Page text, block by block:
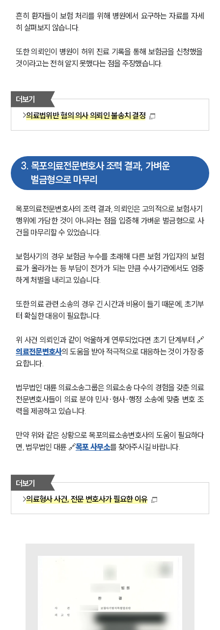
흔히 환자들이 보험 처리를 위해 병원에서 요구하는 자료를 자세
히 살펴보지 않습니다.
또한 의뢰인이 병원이 허위 진료 기록을 통해 보험금을 신청했을
것이라고는 전혀 알지 못했다는 점을 주장했습니다.
더보기
의료법위반 혐의 의사 의뢰인 불송치 결정
3. 목포의료전문변호사 조력 결과, 가벼운
벌금형으로 마무리
목포의료전문변호사의 조력 결과, 의뢰인은 고의적으로 보험사기
행위에 가담한 것이 아니라는 점을 입증해 가벼운 벌금형으로 사
건을 마무리할 수 있었습니다.
보험사기의 경우 보험금 누수를 초래해 다른 보험 가입자의 보험
료가 올라가는 등 부담이 전가가 되는 만큼 수사기관에서도 엄중
하게 처벌을 내리고 있습니다.
또한 의료 관련 소송의 경우 긴 시간과 비용이 들기 때문에, 초기부
터 확실한 대응이 필요합니다.
위 사건 의뢰인과 같이 억울하게 연루되었다면 초기 단계부터 🔗
의료전문변호사의 도움을 받아 적극적으로 대응하는 것이 가장 중
요합니다.
법무법인 대륜 의료소송그룹은 의료소송 다수의 경험을 갖춘 의료
전문변호사들이 의료 분야 민사∙형사∙행정 소송에 맞춤 변호 조
력을 제공하고 있습니다.
만약 위와 같은 상황으로 목포의료소송변호사의 도움이 필요하다
면, 법무법인 대륜 🔗목포 사무소를 찾아주시길 바랍니다.
더보기
의료형사 사건, 전문 변호사가 필요한 이유